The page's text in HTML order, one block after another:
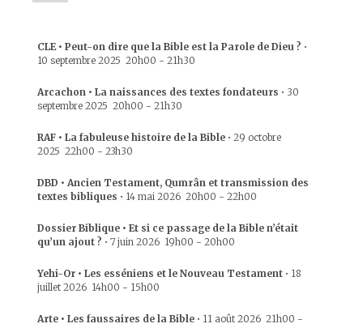
CLE • Peut-on dire que la Bible est la Parole de Dieu ? •
10 septembre 2025 20h00 - 21h30
Arcachon • La naissances des textes fondateurs • 30
septembre 2025 20h00 - 21h30
RAF • La fabuleuse histoire de la Bible • 29 octobre
2025 22h00 - 23h30
DBD • Ancien Testament, Qumrân et transmission des
textes bibliques • 14 mai 2026 20h00 - 22h00
Dossier Biblique • Et si ce passage de la Bible n’était
qu’un ajout ? • 7 juin 2026 19h00 - 20h00
Yehi-Or • Les esséniens et le Nouveau Testament • 18
juillet 2026 14h00 - 15h00
Arte • Les faussaires de la Bible • 11 août 2026 21h00 -